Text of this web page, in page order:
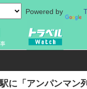
Powered by
国内旅行
に「アンパンマン